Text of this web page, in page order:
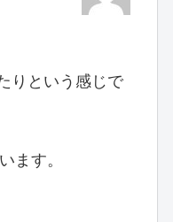
りという感じで
ます。